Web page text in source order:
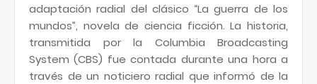
adaptación radial del clásico “La guerra de los
mundos”, novela de ciencia ficción. La historia,
transmitida por la Columbia Broadcasting
System (CBS) fue contada durante una hora a
través de un noticiero radial que informó de la